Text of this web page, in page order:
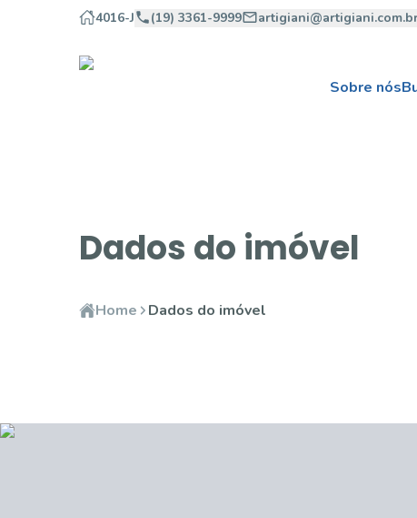
4016-J (19) 3361-9999
Sobre nós
Dados do imóvel
Home Dados do imóvel